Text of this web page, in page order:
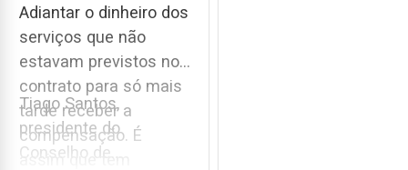
Adiantar o dinheiro dos
serviços que não
estavam previstos no
contrato para só mais
tarde receber a
compensação. É
assim que tem
Tiago Santos,
presidente do
Conselho de